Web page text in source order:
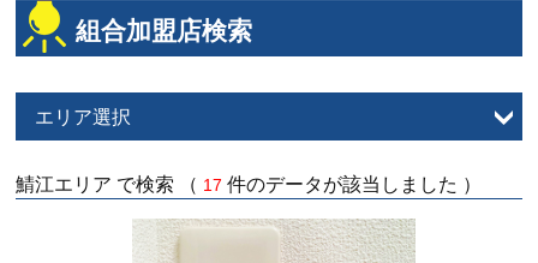
組合加盟店検索
エリア選択
鯖江エリア で検索 （ 17 件のデータが該当しました ）